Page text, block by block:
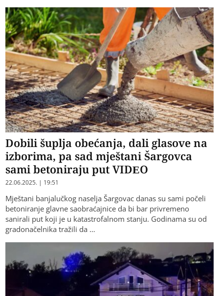
Dobili šuplja obećanja, dali glasove na
izborima, pa sad mještani Šargovca
sami betoniraju put VIDEO
22.06.2025. | 19:51
Mještani banjalučkog naselja Šargovac danas su sami počeli
betoniranje glavne saobraćajnice da bi bar privremeno
sanirali put koji je u katastrofalnom stanju. Godinama su od
gradonačelnika tražili da …